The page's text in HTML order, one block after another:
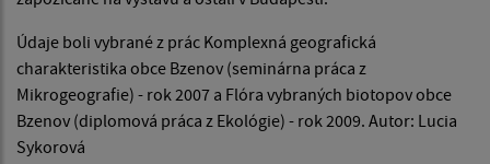
Údaje boli vybrané z prác Komplexná geografická
charakteristika obce Bzenov (seminárna práca z
Mikrogeografie) - rok 2007 a Flóra vybraných biotopov obce
Bzenov (diplomová práca z Ekológie) - rok 2009. Autor: Lucia
Sykorová